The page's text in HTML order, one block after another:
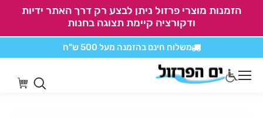
הזמנות מוצרי פרזול ניתן לבצע רק דרך האתר ידיות
ודקורציה קיימת תצוגה בחנות
משלוח חינם בהזמנה מעל 500 ש"ח